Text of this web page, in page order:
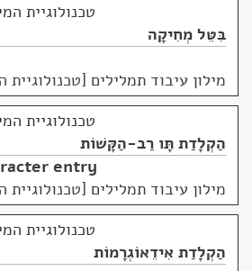
טכנולוגיית
בִּטֵּל מְחִיקָה
מילון עיבוד תמלילים [טכנולוגיית
טכנולוגיית
הַקְלָדַת תָּו רַב-הַקָּשׁוֹת
entry
מילון עיבוד תמלילים [טכנולוגיית
טכנולוגיית
הַקְלָדַת אִידֵאוֹגְרָמוֹת